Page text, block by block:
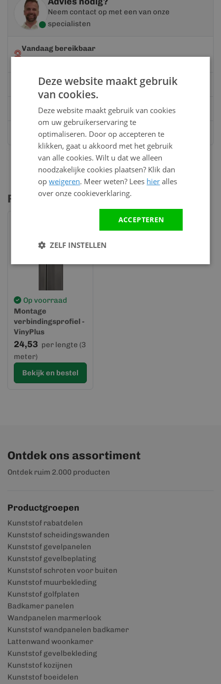
Neem contact op met een van onze
specialisten
Vandaag bereikbaar
0528 - 355190
Mailinfo@kunststofbouwmateriaal.nl
Stuur ons een bericht opWhatsapp
Profielen & accessoires
Op voorraad
Montage
verbindingsprofiel -
VinyPlus
24,53 per lengte (3
meter)
Bekijk en bestel
Ontdek ons assortiment
Ontdek ruim 2.000 producten
Productgroepen
Kunststof rabatdelen
Kunststof scheidingswanden
Kunststof gevelpanelen
Kunststof gevelbeplating
Kunststof schroten voor buiten
Kunststof muurbekleding
Kunststof golfplaten
Badkamer panelen
Wandpanelen marmerlook
Kunststof wandpanelen badkamer
Lattenwand woonkamer
Kunststof gevelbekleding
Kunststof kozijnen
Kunststof boeidelen
Deze website maakt gebruik
van cookies.
Deze website maakt gebruik van cookies
om uw gebruikerservaring te
optimaliseren. Door op accepteren te
klikken, gaat u akkoord met het gebruik
van alle cookies. Wilt u dat we alleen
noodzakelijke cookies plaatsen? Klik dan
opweigeren. Meer weten? Lees hier alles
over onze cookieverklaring.
ACCEPTEREN
ZELF INSTELLEN